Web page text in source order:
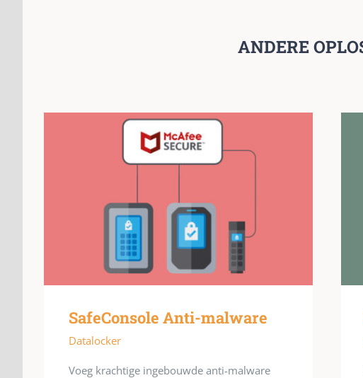
ANDERE
SafeConsole Anti-malware
Datalocker
Voeg krachtige ingebouwde anti-malware